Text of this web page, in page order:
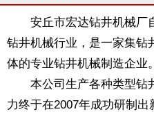
1
安丘市宏达钻井机械厂
钻井机械行业，是一家集钻
体的专业钻井机械制造企业。
本公司生产各种类型钻
力终于在2007年成功研制